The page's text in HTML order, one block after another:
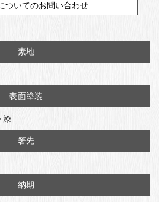
ついてのお問い合わせ
素地
表面塗装
漆
箸先
納期